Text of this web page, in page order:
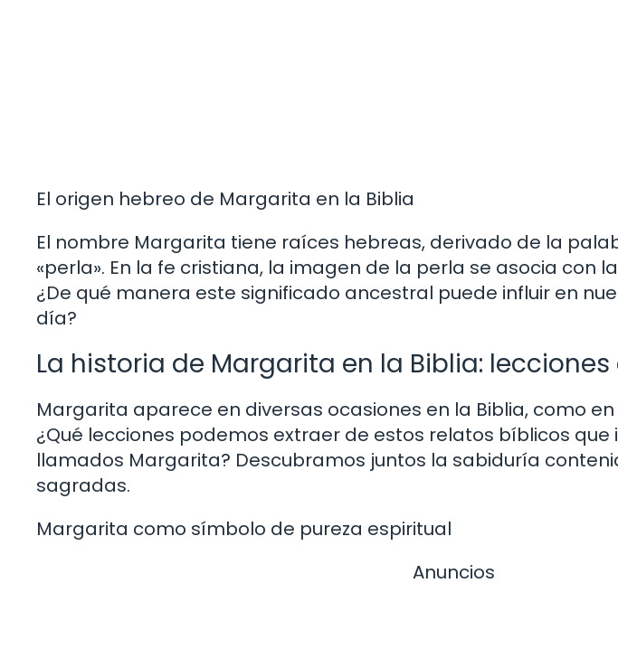
El origen hebreo de Margarita en la Biblia
El nombre Margarita tiene raíces hebreas, derivado de la
«perla». En la fe cristiana, la imagen de la perla se asocia con
¿De qué manera este significado ancestral puede influir en
día?
La historia de Margarita en la Biblia:
Margarita aparece en diversas ocasiones en la Biblia, como
¿Qué lecciones podemos extraer de estos relatos bíblicos
llamados Margarita? Descubramos juntos la sabiduría
sagradas.
Margarita como símbolo de pureza espiritual
Anuncios